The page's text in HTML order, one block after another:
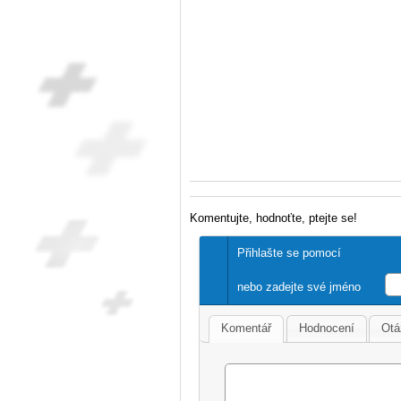
Komentujte, hodnoťte, ptejte se!
Přihlašte se pomocí
nebo zadejte své jméno
Komentář Hodnocení